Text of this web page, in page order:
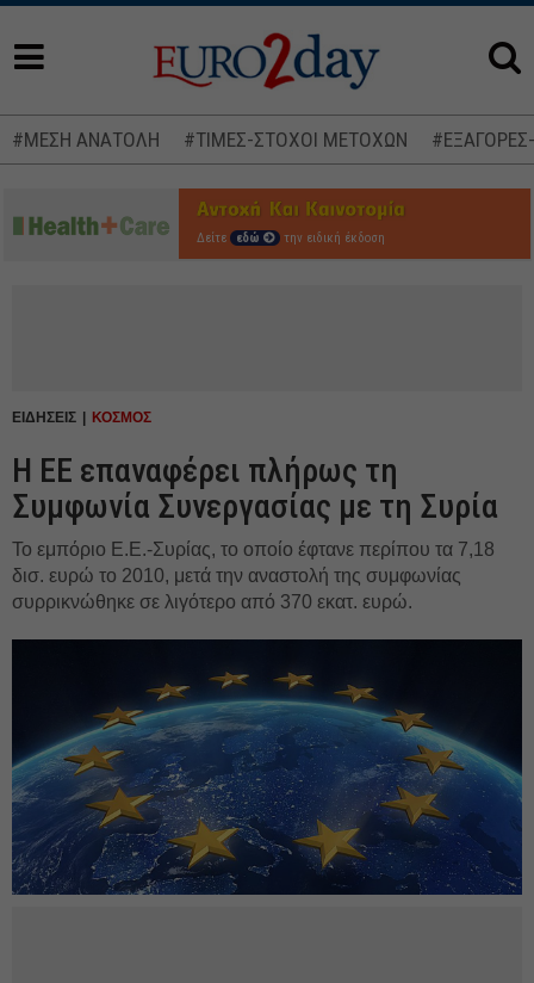
#ΜΕΣΗ ΑΝΑΤΟΛΗ #ΤΙΜΕΣ-ΣΤΟΧΟΙ ΜΕΤΟΧΩΝ
Δείτε εδώ την ειδική έκδοση
ΕΙΔΗΣΕΙΣ ΚΟΣΜΟΣ
H EE επαναφέρει πλήρως τη
Συμφωνία Συνεργασίας με τη Συρία
Το εμπόριο Ε.Ε.-Συρίας, το οποίο έφτανε περίπου τα 7,18
δισ. ευρώ το 2010, μετά την αναστολή της συμφωνίας
συρρικνώθηκε σε λιγότερο από 370 εκατ. ευρώ.